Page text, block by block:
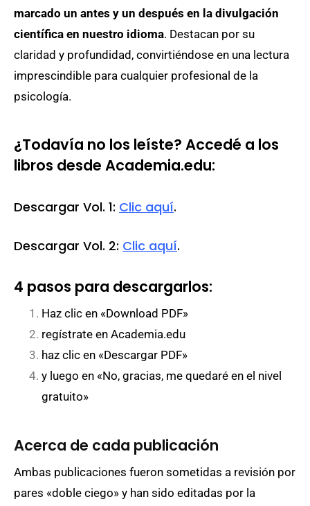
marcado un antes y un después en la divulgación
científica en nuestro idioma. Destacan por su
claridad y profundidad, convirtiéndose en una lectura
imprescindible para cualquier profesional de la
psicología.
¿Todavía no los leíste? Accedé a los
libros desde Academia.edu:
Descargar Vol. 1: Clic aquí.
Descargar Vol. 2: Clic aquí.
4 pasos para descargarlos:
Haz clic en «Download PDF»
regístrate en Academia.edu
haz clic en «Descargar PDF»
y luego en «No, gracias, me quedaré en el nivel
gratuito»
Acerca de cada publicación
Ambas publicaciones fueron sometidas a revisión por
pares «doble ciego» y han sido editadas por la